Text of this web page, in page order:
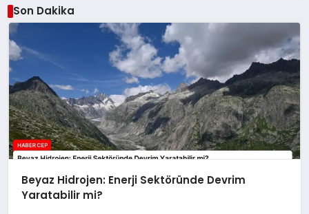
Son Dakika
Beyaz Hidrojen: Enerji Sektöründe Devrim
Yaratabilir mi?